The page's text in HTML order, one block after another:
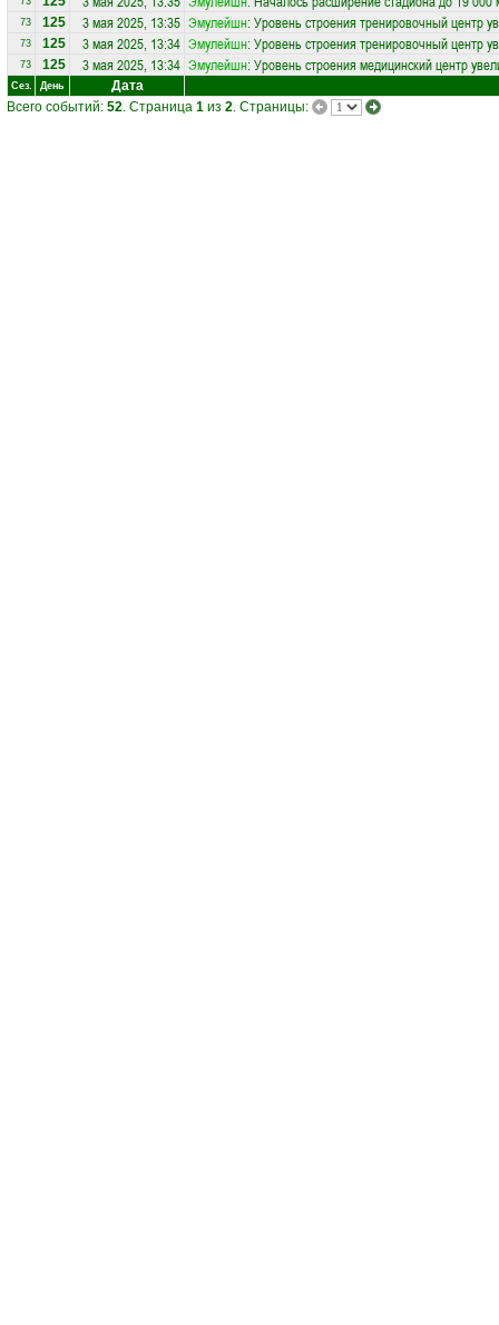
73 125 3 мая 2025, 13:35 Эмулейшн: Уровень строения тренировочный центр
73 125 3 мая 2025, 13:34 Эмулейшн: Уровень строения тренировочный центр
73 125 3 мая 2025, 13:34 Эмулейшн: Уровень строения медицинский центр
Сез. День
Дата
Всего событий: 52. Страница 1 из 2. Страницы: